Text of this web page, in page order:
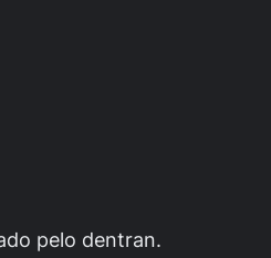
pelo dentran.